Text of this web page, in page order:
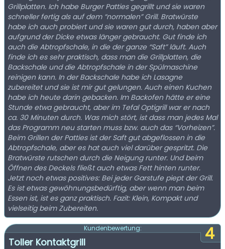
Grillplatten. Ich habe Burger Patties gegrillt und sie waren
schneller fertig als auf dem “normalen” Grill. Bratwürste
habe ich auch probiert und sie waren gut durch, haben aber
aufgrund der Dicke etwas länger gebraucht. Gut finde ich
auch die Abtropfschale, in die der ganze “Saft” läuft. Auch
finde ich es sehr praktisch, dass man die Grillplatten, die
Backschale und die Abtropfschale in der Spülmaschine
reinigen kann. In der Backschale habe ich Lasagne
zubereitet und sie ist mir gut gelungen. Auch einen Kuchen
habe ich heute darin gebacken. Im Backofen hätte er eine
Stunde etwa gebraucht, aber im Tefal Optigrill war er nach
ca. 30 Minuten durch. Was mich stört, ist dass man jedes Mal
das Programm neu starten muss bzw. auch das “Vorheizen”.
Beim Grillen der Patties ist der Saft gut abgeflossen in die
Abtropfschale, aber es hat auch viel darüber gespritzt. Die
Bratwürste rutschen durch die Neigung runter. Und beim
Öffnen des Deckels fließt auch etwas Fett hinten runter.
Jetzt noch etwas positives: Bei jeder Garstufe piept der Grill.
Es ist etwas gewöhnungsbedürftig, aber wenn man beim
Essen ist, ist es ganz praktisch. Fazit: Klein, Kompakt und
vielseitig beim Zubereiten.
4
Kundenbewertung:
Toller Kontaktgrill